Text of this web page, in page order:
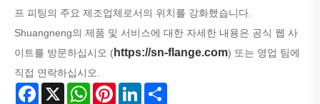
프 피팅의 주요 제조업체로서의 위치를 ​​강화했습니다.
Shuangneng의 제품 및 서비스에 대한 자세한 내용은 공식 웹 사
이트를 방문하십시오 (https://sn-flange.com) 또는 영업 팀에
직접 연락하십시오.
Facebook
X WhatsAppPinterestLinkedIn